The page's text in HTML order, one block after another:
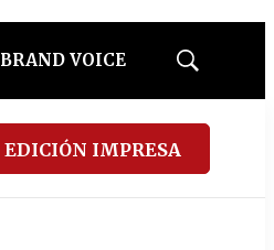
BRAND VOICE
Mostrar
EDICIÓN IMPRESA